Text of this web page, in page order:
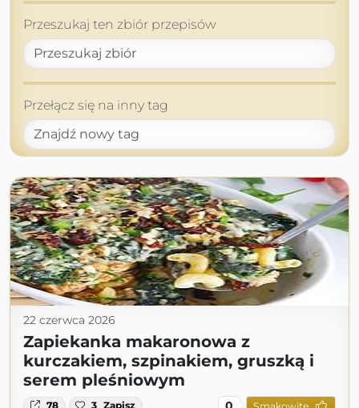
Przeszukaj ten zbiór przepisów
Przełącz się na inny tag
22 czerwca 2026
Zapiekanka makaronowa z
kurczakiem, szpinakiem, gruszką i
serem pleśniowym
78 3 Zapisz